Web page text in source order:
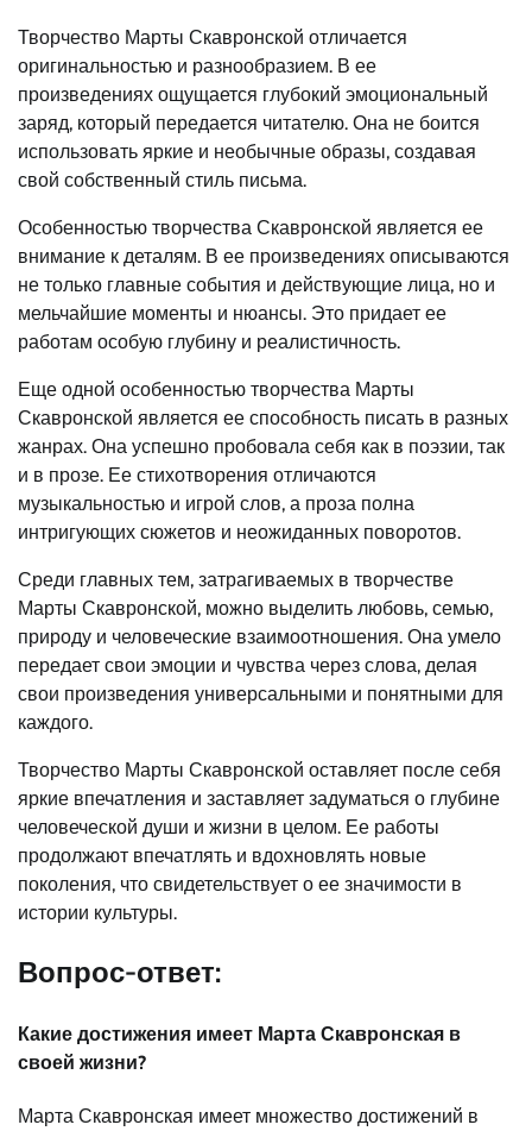
Творчество Марты Скавронской отличается
оригинальностью и разнообразием. В ее
произведениях ощущается глубокий эмоциональный
заряд, который передается читателю. Она не боится
использовать яркие и необычные образы, создавая
свой собственный стиль письма.
Особенностью творчества Скавронской является ее
внимание к деталям. В ее произведениях описываются
не только главные события и действующие лица, но и
мельчайшие моменты и нюансы. Это придает ее
работам особую глубину и реалистичность.
Еще одной особенностью творчества Марты
Скавронской является ее способность писать в разных
жанрах. Она успешно пробовала себя как в поэзии, так
и в прозе. Ее стихотворения отличаются
музыкальностью и игрой слов, а проза полна
интригующих сюжетов и неожиданных поворотов.
Среди главных тем, затрагиваемых в творчестве
Марты Скавронской, можно выделить любовь, семью,
природу и человеческие взаимоотношения. Она умело
передает свои эмоции и чувства через слова, делая
свои произведения универсальными и понятными для
каждого.
Творчество Марты Скавронской оставляет после себя
яркие впечатления и заставляет задуматься о глубине
человеческой души и жизни в целом. Ее работы
продолжают впечатлять и вдохновлять новые
поколения, что свидетельствует о ее значимости в
истории культуры.
Вопрос-ответ:
Какие достижения имеет Марта Скавронская в
своей жизни?
Марта Скавронская имеет множество достижений в